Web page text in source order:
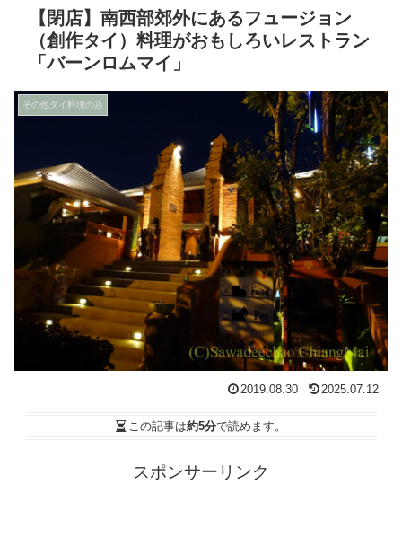
【閉店】南西部郊外にあるフュージョン
（創作タイ）料理がおもしろいレストラン
「バーンロムマイ」
その他タイ料理の店
2019.08.30 2025.07.12
この記事は約5分で読めます。
スポンサーリンク